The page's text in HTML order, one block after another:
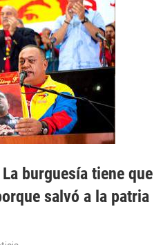
burguesía tiene que
salvó a la patria